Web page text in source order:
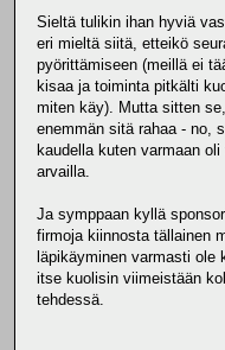
Sieltä tulikin ihan hyviä
eri mieltä siitä, etteikö
pyörittämiseen (meillä ei
kisaa ja toiminta pitkälti
miten käy). Mutta sitten
enemmän sitä rahaa - no,
kaudella kuten varmaan
arvailla.
Ja symppaan kyllä
firmoja kiinnosta tällainen
läpikäyminen varmasti ole
itse kuolisin viimeistään
tehdessä.